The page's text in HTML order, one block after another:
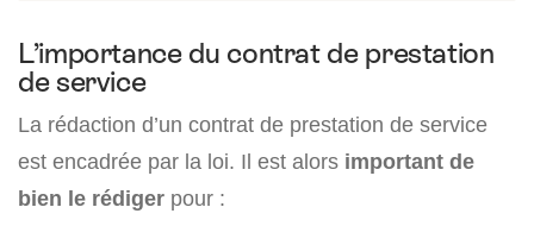
L’importance du contrat de prestation
de service
La rédaction d’un contrat de prestation de service
est encadrée par la loi. Il est alors important de
bien le rédiger pour :